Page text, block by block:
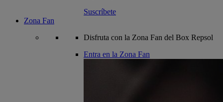
Suscríbete
Zona Fan
Disfruta con la Zona Fan del Box Repsol
Entra en la Zona Fan